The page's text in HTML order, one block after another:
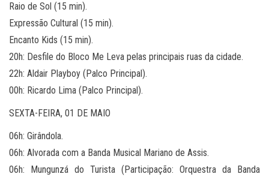
​Raio de Sol (15 min).
​Expressão Cultural (15 min).
​Encanto Kids (15 min).
​20h: Desfile do Bloco Me Leva pelas principais ruas da cidade.
​22h: Aldair Playboy (Palco Principal).
​00h: Ricardo Lima (Palco Principal).
​SEXTA-FEIRA, 01 DE MAIO
​06h: Girândola.
​06h: Alvorada com a Banda Musical Mariano de Assis.
​06h: Mungunzá do Turista (Participação: Orquestra da Banda